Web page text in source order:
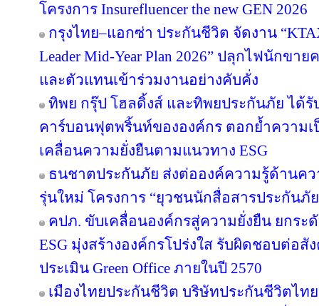
โครงการ Insurefluencer the new GEN 2026
กรุงไทย–แอกซ่า ประกันชีวิต จัดงาน
Leader Mid-Year Plan 2026” ปลุกไฟนักขา
และตัวแทนเข้าร่วมงานอย่างคับคั่ง
ทิพย กรุ๊ป โฮลดิ้งส์ และทิพยประกันภัย ได้รั
คาร์บอนฟุตพริ้นท์ขององค์กร ตอกย้ำความ
เคลื่อนความยั่งยืนตามแนวทาง ESG
ธนชาตประกันภัย ส่งต่อองค์ความรู้ด้านค
รุ่นใหม่ โครงการ “ยุวชนนักสื่อสารประกันภั
คปภ. ขับเคลื่อนองค์กรสู่ความยั่งยืน ยกระ
ESG มุ่งสร้างองค์กรโปร่งใส รับผิดชอบต่อ
ประเมิน Green Office ภายในปี 2570
เมืองไทยประกันชีวิต บริษัทประกันชีวิตไท